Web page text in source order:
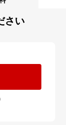
さい